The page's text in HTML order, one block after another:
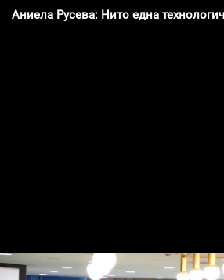
Аниела Русева: Нито една